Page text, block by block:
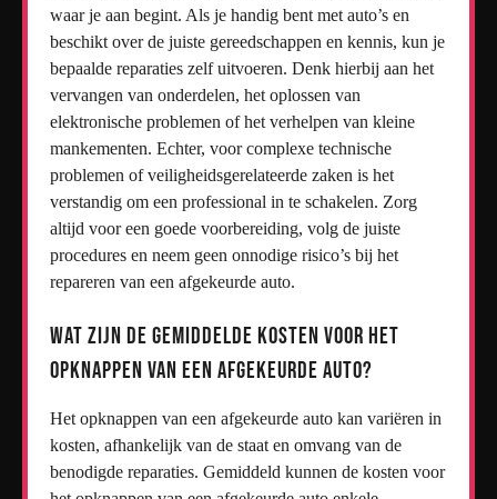
waar je aan begint. Als je handig bent met auto’s en
beschikt over de juiste gereedschappen en kennis, kun je
bepaalde reparaties zelf uitvoeren. Denk hierbij aan het
vervangen van onderdelen, het oplossen van
elektronische problemen of het verhelpen van kleine
mankementen. Echter, voor complexe technische
problemen of veiligheidsgerelateerde zaken is het
verstandig om een professional in te schakelen. Zorg
altijd voor een goede voorbereiding, volg de juiste
procedures en neem geen onnodige risico’s bij het
repareren van een afgekeurde auto.
Wat zijn de gemiddelde kosten voor het
opknappen van een afgekeurde auto?
Het opknappen van een afgekeurde auto kan variëren in
kosten, afhankelijk van de staat en omvang van de
benodigde reparaties. Gemiddeld kunnen de kosten voor